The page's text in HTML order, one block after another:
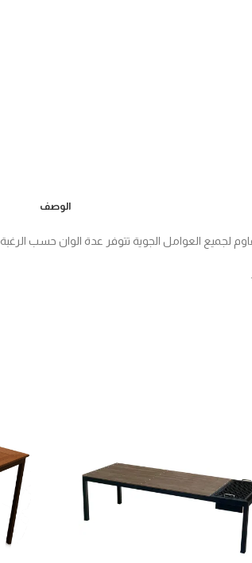
الوصف
العوامل الجوية تتوفر عدة الوان حسب الرغبة